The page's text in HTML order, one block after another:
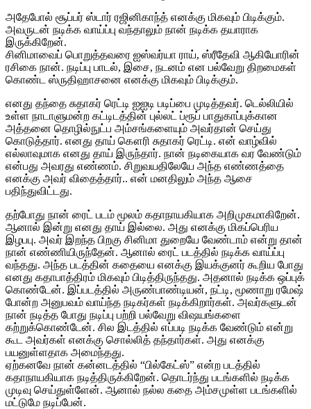
அதேபோல் சூப்பர் ஸ்டார் ரஜினிகாந்த் எனக்கு மிகவும் பிடிக்கும்.
அவருடன் நடிக்க வாய்ப்பு வந்தாலும் நான் நடிக்க தயாராக
இருக்கிறேன்.
சினிமாவைப் பொறுத்தவரை ஐஸ்வர்யா ராய், ஸ்ரீதேவி ஆகியோரின்
ரசிகை நான். நடிப்பு பாடல், இசை, நடனம் என பல்வேறு திறமைகள்
கொண்ட ஸ்ருதிஹாசனை எனக்கு மிகவும் பிடிக்கும்.
எனது தந்தை சுதாகர் ரெட்டி ஐஐடி படிப்பை முடித்தவர். டெல்லியில்
உள்ள நாடாளுமன்ற கட்டிடத்தின் புல்லட் ப்ரூப் பாதுகாப்புக்கான
அத்தனை தொழில்நுட்ப அம்சங்களையும் அவர்தான் செய்து
கொடுத்தார். எனது தாய் கௌரி சுதாகர் ரெட்டி. என் வாழ்வில்
எல்லாவுமாக எனது தாய் இருந்தார். நான் நடிகையாக வர வேண்டும்
என்பது அவரது எண்ணம். சிறுவயதிலேயே அந்த எண்ணத்தை
எனக்கு அவர் விதைத்தார்.. என் மனதிலும் அந்த ஆசை
பதிந்துவிட்டது.
தற்போது நான் ரைட் படம் மூலம் கதாநாயகியாக அறிமுகமாகிறேன்.
ஆனால் இன்று எனது தாய் இல்லை. அது எனக்கு மிகப்பெரிய
இழபபு. அவர் இறந்த பிறகு சினிமா துறையே வேண்டாம் என்று தான்
நான் எண்ணியிருந்தேன். ஆனால் ரைட் படத்தில் நடிக்க வாய்ப்பு
வந்தது. அந்த படத்தின் கதையை எனக்கு இயக்குனர் கூறிய போது
எனது கதாபாத்திரம் மிகவும் பிடித்திருந்தது. அதனால் நடிக்க ஒப்புக்
கொண்டேன். இப்படத்தில் அருண்பாண்டியன், நட்டி, மூணாறு ரமேஷ்
போன்ற அனுபவம் வாய்ந்த நடிகர்கள் நடிக்கிறார்கள். அவர்களுடன்
நான் நடித்த போது நடிப்பு பற்றி பல்வேறு விஷயங்களை
கற்றுக்கொண்டேன். சில இடத்தில் எப்படி நடிக்க வேண்டும் என்று
கூட அவர்கள் எனக்கு சொல்லித் தந்தார்கள். அது எனக்கு
பயனுள்ளதாக அமைந்தது.
ஏற்கனவே நான் கன்னடத்தில் “பில்கேட்ஸ்” என்ற படத்தில்
கதாநாயகியாக நடித்திருக்கிறேன். தொடர்ந்து படங்களில் நடிக்க
முடிவு செய்துள்ளேன். ஆனால் நல்ல கதை அம்சமுள்ள படங்களில்
மட்டுமே நடிப்பேன்.